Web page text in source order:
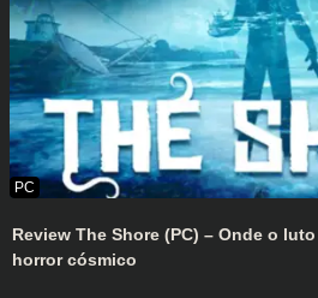
Review The Shore (PC) – Onde o
horror cósmico